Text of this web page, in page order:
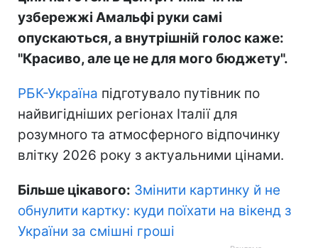
узбережжі Амальфі руки самі
опускаються, а внутрішній голос каже:
"Красиво, але це не для мого бюджету".
РБК-Україна підготувало путівник по
найвигідніших регіонах Італії для
розумного та атмосферного відпочинку
влітку 2026 року з актуальними цінами.
Більше цікавого: Змінити картинку й не
обнулити картку: куди поїхати на вікенд з
України за смішні гроші